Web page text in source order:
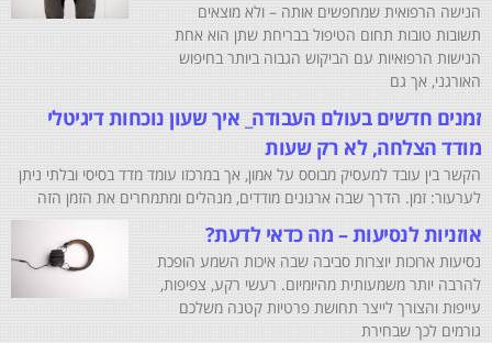
הנישה הרפואית שמחפשים אותה – ולא מוצאים
תשובות טובות תחום הטיפול בבריחת שתן הוא אחת
הנישות הרפואיות עם הביקוש הגבוה ביותר בחיפוש
האורגני, אך גם
זמנים חדשים בעולם העבודה_ איך שעון נוכחות דיגיטלי
מודד הצלחה, לא רק שעות
הקשר בין עובד למעסיק מבוסס על אמון, אך במרכזו עומד מדד בסיסי ובלתי ניתן
לערעור: זמן. הדרך שבה ארגונים מודדים, מנהלים ומתמחרים את הזמן הזה
אוזניות לנסיעות – מה כדאי לדעת?
נסיעות ארוכות יוצרות סביבה שבה איכות השמע הופכת
להרבה יותר משמעותית מהיומיום. רעשי רקע, צפיפות,
עייפות והצורך לייצר תחושת פרטיות קטנה משלכם
גורמים לכך שבחירת